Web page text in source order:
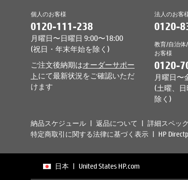
個人のお客様
0120-111-238
月曜日〜日曜日 9:00〜18:00
(祝日・年末年始を除く)
ご注文後納期はオーダーサポー
ト にて最新状況をご確認いただ
けます
法人のお客
0120-
教育/自治体
お客様
0120-
月曜日〜
(土曜、
除く)
納品スケジュール 返品について 詳細スペッ
特定商取引に関する法律に基づく表示
HP
日本 | United States HP.com